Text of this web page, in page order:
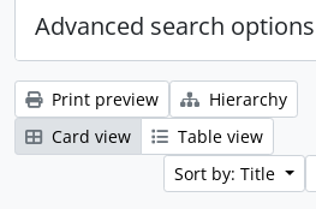
Advanced search options
Print preview
Hierarchy
Card view
Table view
Sort by: Title